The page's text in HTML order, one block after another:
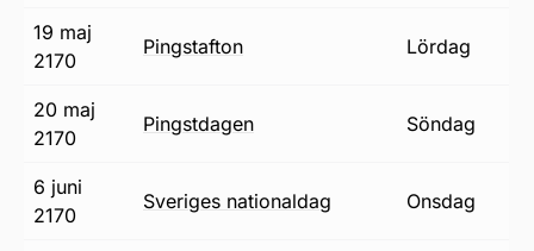
19 maj
2170
pingstafton lördag
20 maj
2170
pingstdagen söndag
6 juni
2170
Sveriges nationaldag onsdag